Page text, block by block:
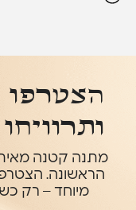
הצטרפו
הראשונה.
מיוחד – רק